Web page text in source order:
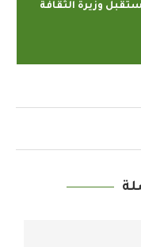
وزيرة الثقافة